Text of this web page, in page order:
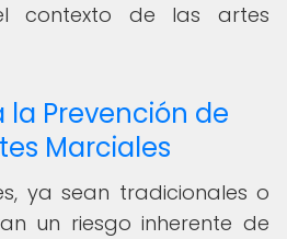
contexto de las artes
Prevención de
Marciales
ya sean tradicionales o
un riesgo inherente de